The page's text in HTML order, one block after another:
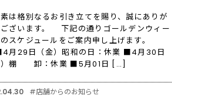
は格別なるお引き立てを賜り、誠にありが
ございます。 下記の通りゴールデンウィー
スケジュールをご案内申し上げます。
29日（金）昭和の日：休業 ■4月30日
）棚 卸：休業 ■5月01日 […]
#店舗からのお知らせ